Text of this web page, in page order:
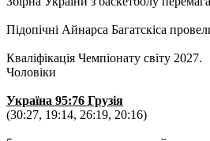
Підопічні Айнарса Багатскіса
Кваліфікація Чемпіонату світу 2027.
Чоловіки
Україна 95:76 Грузія
(30:27, 19:14, 26:19, 20:16)